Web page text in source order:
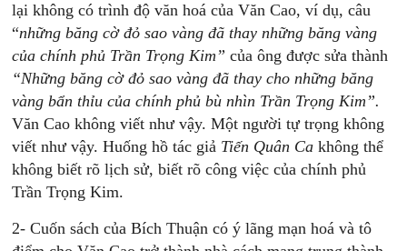
lại không có trình độ văn hoá của Văn Cao, ví dụ, câu
“những băng cờ đỏ sao vàng đã thay những băng vàng
của chính phủ Trần Trọng Kim” của ông được sửa thành
“Những băng cờ đỏ sao vàng đã thay cho những băng
vàng bẩn thỉu của chính phủ bù nhìn Trần Trọng Kim”.
Văn Cao không viết như vậy. Một người tự trọng không
viết như vậy. Huống hồ tác giả Tiến Quân Ca không thể
không biết rõ lịch sử, biết rõ công việc của chính phủ
Trần Trọng Kim.
2- Cuốn sách của Bích Thuận có ý lãng mạn hoá và tô